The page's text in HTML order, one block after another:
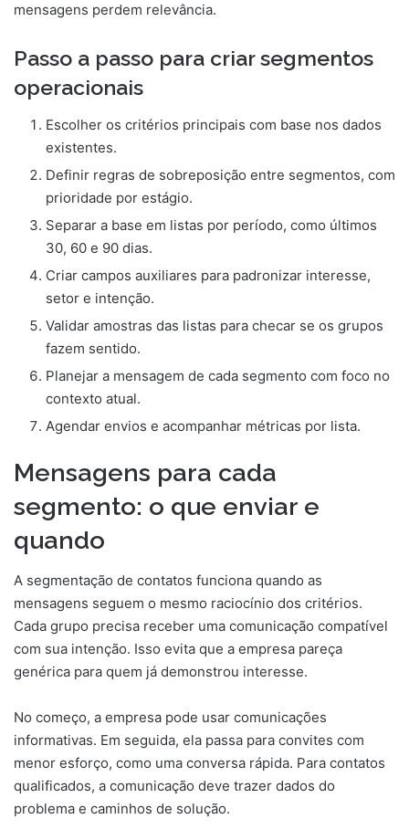
mensagens perdem relevância.
Passo a passo para criar segmentos
operacionais
Escolher os critérios principais com base nos dados
existentes.
Definir regras de sobreposição entre segmentos, com
prioridade por estágio.
Separar a base em listas por período, como últimos
30, 60 e 90 dias.
Criar campos auxiliares para padronizar interesse,
setor e intenção.
Validar amostras das listas para checar se os grupos
fazem sentido.
Planejar a mensagem de cada segmento com foco no
contexto atual.
Agendar envios e acompanhar métricas por lista.
Mensagens para cada
segmento: o que enviar e
quando
A segmentação de contatos funciona quando as
mensagens seguem o mesmo raciocínio dos critérios.
Cada grupo precisa receber uma comunicação compatível
com sua intenção. Isso evita que a empresa pareça
genérica para quem já demonstrou interesse.
No começo, a empresa pode usar comunicações
informativas. Em seguida, ela passa para convites com
menor esforço, como uma conversa rápida. Para contatos
qualificados, a comunicação deve trazer dados do
problema e caminhos de solução.